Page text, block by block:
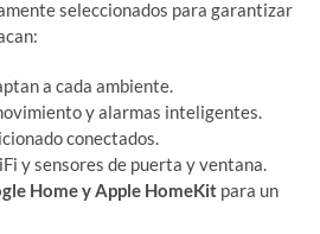
seleccionados para garantizar
a cada ambiente.
y alarmas inteligentes.
conectados.
y sensores de puerta y ventana.
Home y Apple HomeKit para un